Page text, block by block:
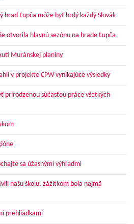
hrad Ľupča môže byť hrdý každý Slovák
otvorila hlavnú sezónu na hrade Ľupča
Muránskej planiny
v projekte CPW vynikajúce výsledky
prirodzenou súčasťou práce všetkých
sa úžasnými výhľadmi
našu školu, zážitkom bola najmä
prehliadkami